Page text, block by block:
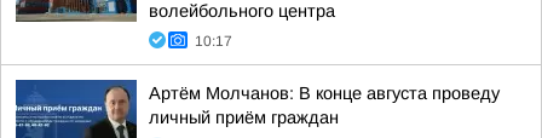
волейбольного центра
10:17
Артём Молчанов: В конце августа проведу
личный приём граждан